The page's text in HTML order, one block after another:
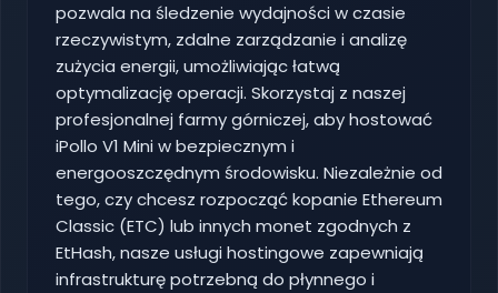
pozwala na śledzenie wydajności w czasie
rzeczywistym, zdalne zarządzanie i analizę
zużycia energii, umożliwiając łatwą
optymalizację operacji. Skorzystaj z naszej
profesjonalnej farmy górniczej, aby hostować
iPollo V1 Mini w bezpiecznym i
energooszczędnym środowisku. Niezależnie od
tego, czy chcesz rozpocząć kopanie Ethereum
Classic (ETC) lub innych monet zgodnych z
EtHash, nasze usługi hostingowe zapewniają
infrastrukturę potrzebną do płynnego i